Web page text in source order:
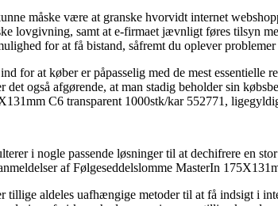
måske være at granske hvorvidt internet
lovgivning, samt at e-firmaet jævnligt føres tilsyn
for at få bistand, såfremt du oplever
for at køber er påpasselig med de mest
det også afgørende, at man stadig beholder sin
C6 transparent 1000stk/kar 552771,
i nogle passende løsninger til at dechifrere en
af Følgeseddelslomme MasterIn
tillige aldeles uafhængige metoder til at få indsigt i